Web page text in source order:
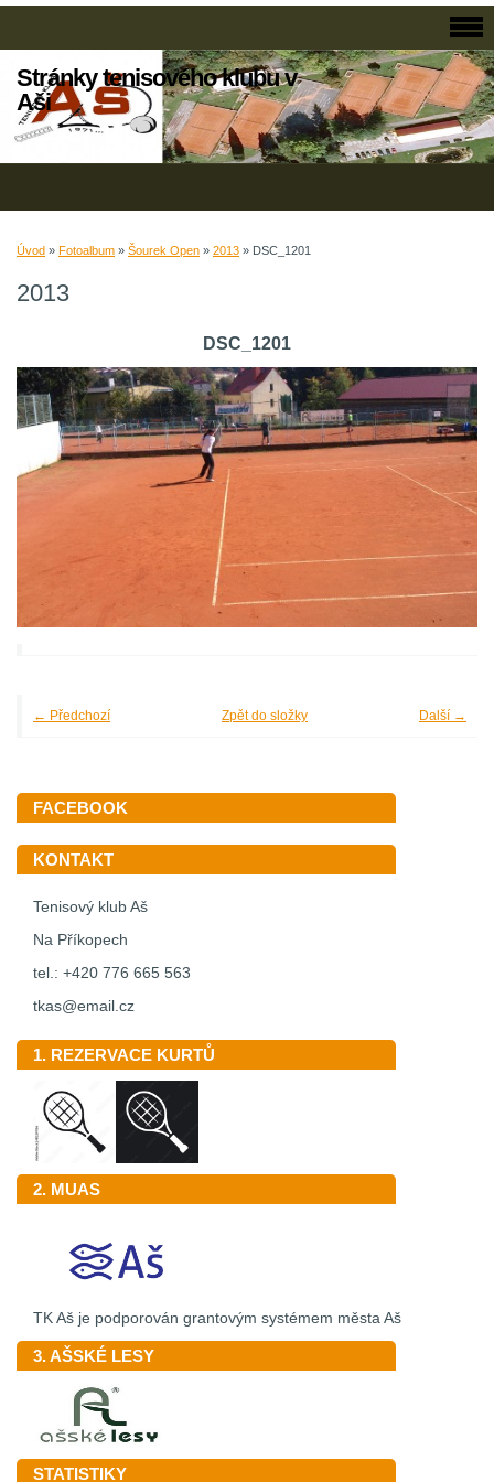
Stránky tenisového klubu v
Aši
Úvod » Fotoalbum » Šourek Open » 2013 » DSC_1201
2013
DSC_1201
← Předchozí Další →
Zpět do složky
FACEBOOK
KONTAKT
Tenisový klub Aš
Na Příkopech
tel.: +420 776 665 563
tkas@email.cz
1. REZERVACE KURTŮ
2. MUAS
TK Aš je podporován grantovým systémem města Aš
3. AŠSKÉ LESY
STATISTIKY